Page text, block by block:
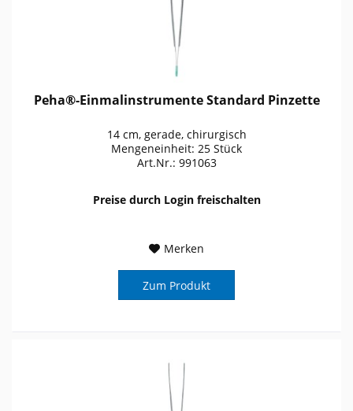
Peha®-Einmalinstrumente Standard Pinzette
14 cm, gerade, chirurgisch
Mengeneinheit: 25 Stück
Art.Nr.: 991063
Preise durch Login freischalten
Merken
Zum Produkt